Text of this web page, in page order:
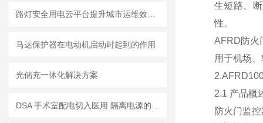
马达保护器在电动机启动时起到的作用
光储充一体化解决方案
生短路、
性。
AFRD防火
用于机场
2.1 产品概
防火门监